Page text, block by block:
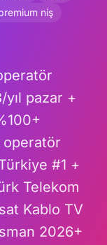
niş
pazar +
#1 +
Telekom
Kablo TV
2026+